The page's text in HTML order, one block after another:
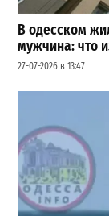
В одесском
мужчина: что
27-07-2026 в 13:47